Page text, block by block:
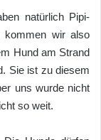
natürlich Pipi-
kommen wir also
Hund am Strand
Sie ist zu diesem
uns wurde nicht
so weit.